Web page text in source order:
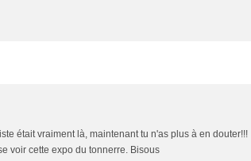
était vraiment là, maintenant tu n'as plus à en douter!!!
voir cette expo du tonnerre. Bisous